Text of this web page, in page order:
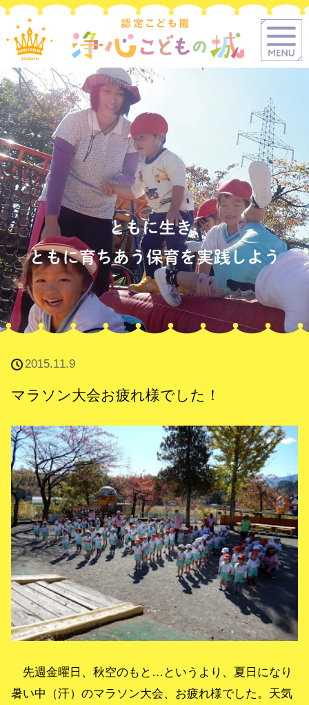
2015.11.9
マラソン大会お疲れ様でした！
先週金曜日、秋空のもと…というより、夏日になり
暑い中（汗）のマラソン大会、お疲れ様でした。天気